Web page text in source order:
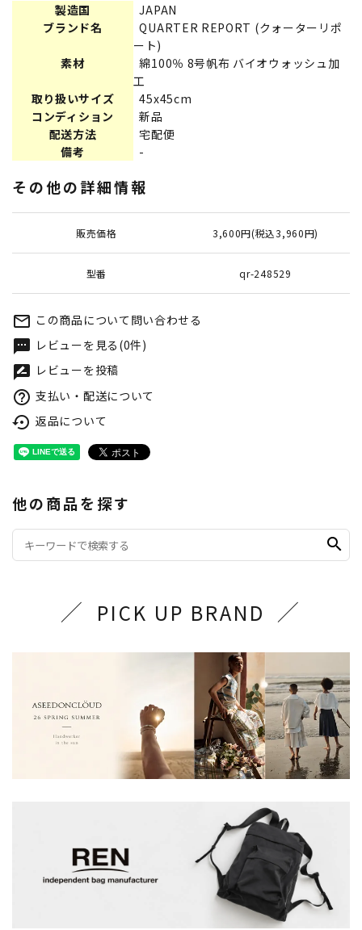
製造国
JAPAN
ブランド名
QUARTER REPORT (クォーターリポ
ート)
素材
綿100％ 8号帆布 バイオウォッシュ加
工
取り扱いサイズ
45x45cm
コンディション
新品
配送方法
宅配便
備考
-
その他の詳細情報
販売価格 3,600円(税込3,960円)
型番 qr-248529
mail_outline この商品について問い合わせる
textsms レビューを見る(0件)
rate_review レビューを投稿
help_outline 支払い・配送について
settings_backup_restore 返品について
他の商品を探す
search
PICK UP BRAND